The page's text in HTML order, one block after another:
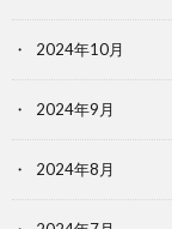
2024年10月
2024年9月
2024年8月